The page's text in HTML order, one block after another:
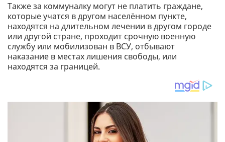
Также за коммуналку могут не платить граждане,
которые учатся в другом населённом пункте,
находятся на длительном лечении в другом городе
или другой стране, проходит срочную военную
службу или мобилизован в ВСУ, отбывают
наказание в местах лишения свободы, или
находятся за границей.